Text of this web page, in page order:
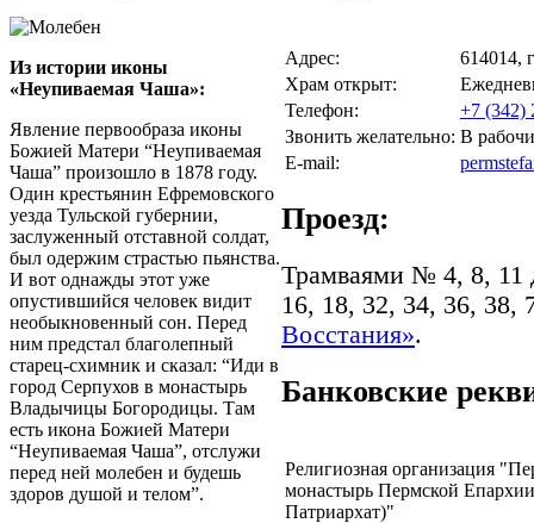
Из истории иконы
«Неупиваемая Чаша»:
Явление первообраза иконы
Божией Матери “Неупиваемая
Чаша” произошло в 1878 году.
Один крестьянин Ефремовского
уезда Тульской губернии,
заслуженный отставной солдат,
был одержим страстью пьянства.
И вот однажды этот уже
опустившийся человек видит
необыкновенный сон. Перед
ним предстал благолепный
старец-схимник и сказал: “Иди в
город Серпухов в монастырь
Владычицы Богородицы. Там
есть икона Божией Матери
“Неупиваемая Чаша”, отслужи
перед ней молебен и будешь
здоров душой и телом”.
Адрес:
614014,
Храм открыт:
Телефон:
+7 (342)
Звонить желательно: В
E-mail:
Проезд:
Трамваями № 4, 8, 11
16, 18, 32, 34, 36, 38,
Восстания».
Банковские
Религиозная организация
монастырь Пермской
Патриархат)"